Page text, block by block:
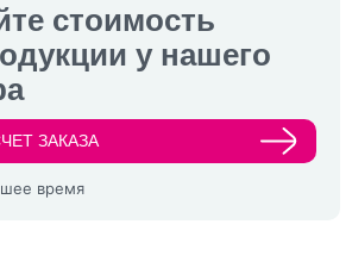
стоимость
у нашего
ЗАКАЗА
время